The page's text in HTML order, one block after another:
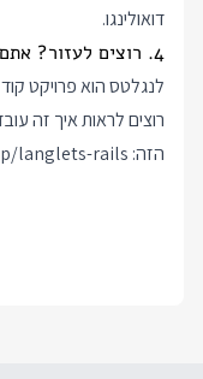
דואולינגו.
4. רוצים לעזור? אתם מוזמנים
לנגלטס הוא פרויקט
רוצים לראות איך זה
הזה: langlets-rails